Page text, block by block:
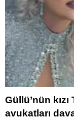
Güllü’nün
avukatları